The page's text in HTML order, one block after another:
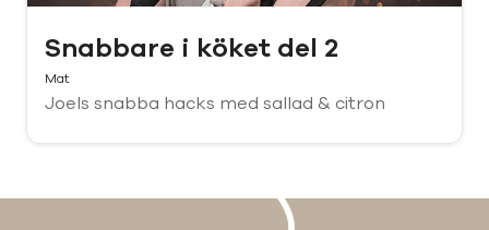
Snabbare i köket del 2
Mat
Joels snabba hacks med sallad & citron